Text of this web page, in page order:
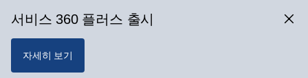
서비스 360 플러스 출시
자세히 보기